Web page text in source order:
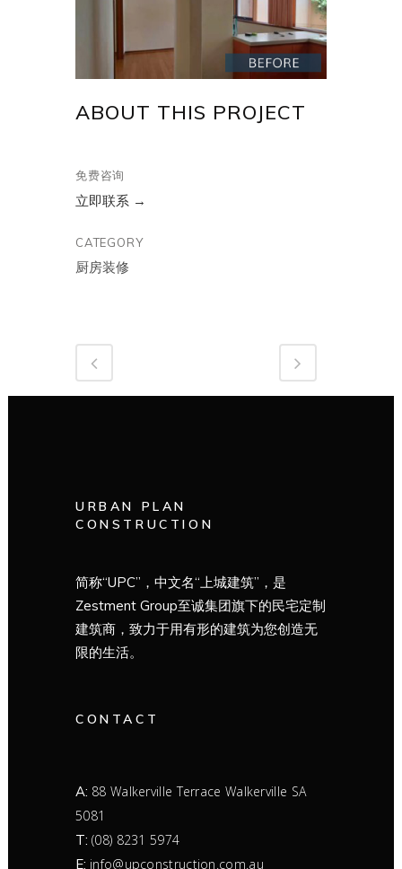
ABOUT THIS PROJECT
免费咨询
立即联系 →
CATEGORY
厨房装修
URBAN PLAN
CONSTRUCTION
简称“UPC”，中文名“上城建筑”，是
Zestment Group至诚集团旗下的民宅定制
建筑商，致力于用有形的建筑为您创造无
限的生活。
CONTACT
A: 88 Walkerville Terrace Walkerville SA
5081
T: (08) 8231 5974
E: info@upconstruction.com.au